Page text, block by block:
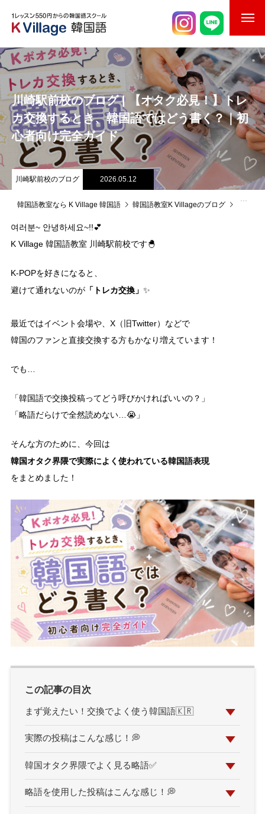
校舎案内
ご入校までの流れ
韓国語講師紹介
スケジュール
K Village韓国留学
川崎駅前校のブログ | 【オタク必見！】トレ
カ交換するとき、韓国語ではどう書く？｜初
心者向け完全ガイド
川崎駅前校のブログ 2026.05.12
韓国語教室なら K Village 韓国語 韓国語教室K Villageのブログ
여러분~ 안녕하세요~!!💕
K Village 韓国語教室 川崎駅前校です🐣
K-POPを好きになると、
避けて通れないのが「トレカ交換」 ✨
最近ではイベント会場や、X（旧Twitter）などで
韓国のファンと直接交換する方もかなり増えています！
でも…
「韓国語で交換投稿ってどう呼びかければいいの？」
「略語だらけで全然読めない…😭」
そんな方のために、今回は
韓国オタク界隈で実際によく使われている韓国語表現
をまとめました！
この記事の目次
まず覚えたい！交換でよく使う韓国語🇰🇷
実際の投稿はこんな感じ！💭
韓国オタク界隈でよく見る略語✅
略語を使用した投稿はこんな感じ！💭